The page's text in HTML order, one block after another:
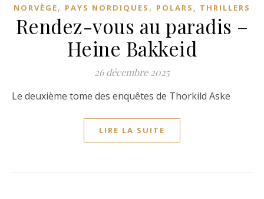
NORVÈGE, PAYS NORDIQUES , POLARS, THRILLERS
Rendez-vous au paradis –
Heine Bakkeid
26 décembre 2025
Le deuxième tome des enquêtes de Thorkild Aske
LIRE LA SUITE